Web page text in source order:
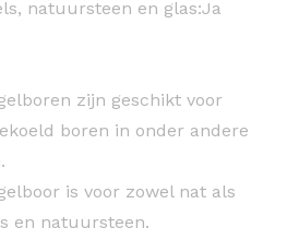
natuursteen en glas:Ja
zijn geschikt voor
boren in onder andere
is voor zowel nat als
en natuursteen.